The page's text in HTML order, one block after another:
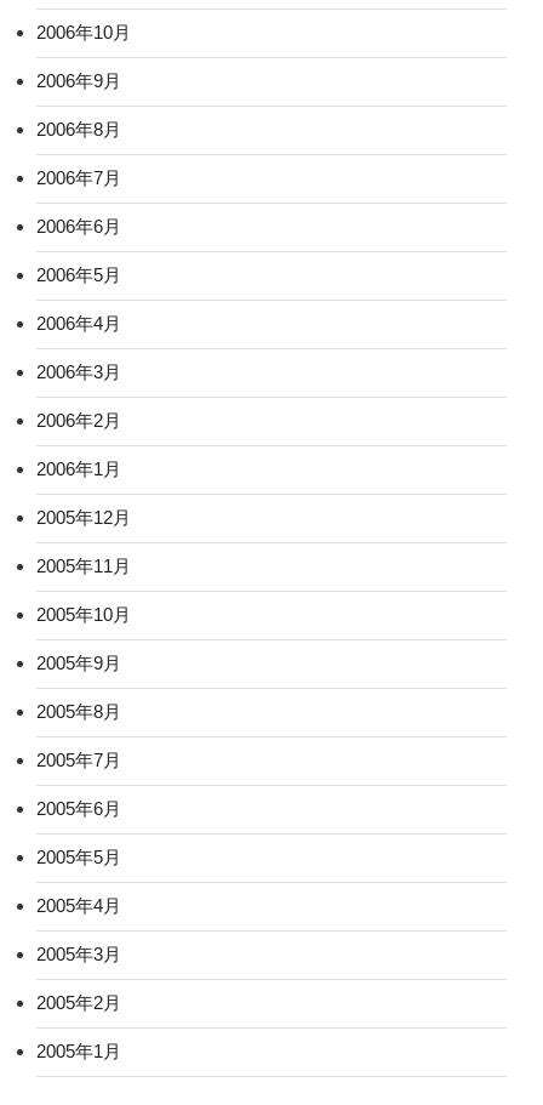
2006年10月
2006年9月
2006年8月
2006年7月
2006年6月
2006年5月
2006年4月
2006年3月
2006年2月
2006年1月
2005年12月
2005年11月
2005年10月
2005年9月
2005年8月
2005年7月
2005年6月
2005年5月
2005年4月
2005年3月
2005年2月
2005年1月